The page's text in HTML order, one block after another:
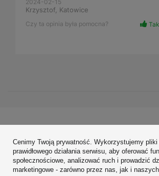
2024-02-15
Krzysztof, Katowice
Czy ta opinia była pomocna? Tak
Konto
Regulaminy
Cenimy Twoją prywatność. Wykorzystujemy
prawidłowego działania serwisu, aby oferować
społecznościowe, analizować ruch i prowadzić
marketingowe - zarówno przez nas, jak i